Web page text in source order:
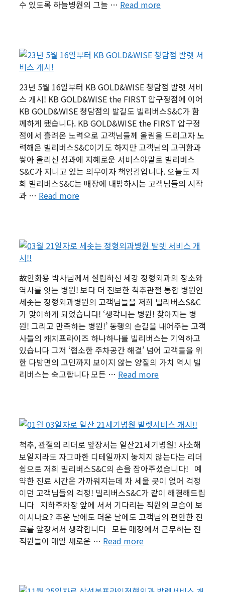
수 있도록 하늘병원의 그늘 … Read more
23년 5월 16일부터 KB GOLD&WISE 청담점 발렛 서비
스 개시! KB GOLD&WISE the FIRST 압구정점에 이어
KB GOLD&WISE 청담점의 발길도 빌리버스S&C가 함
께하게 됐습니다. KB GOLD&WISE the FIRST 압구정
점에서 흘려온 노력으로 고객님들께 울림을 드리고자 노
력해온 빌리버스S&C이기도 하지만 고객님의 고귀함과
쌓아 올리신 성과에 지혜로운 서비스야말로 빌리버스
S&C가 지니고 있는 의무이자 책임감입니다. 오늘도 저
희 빌리버스S&C는 매장에 내방하시는 고객님들의 시작
과 … Read more
故안화용 박사님께서 설립하신 세강 정형외과의 장소와
역사를 잇는 병원! 보다 더 진보한 척추관절 통합 병원인
세솟는 정형외과병원의 고객님들을 저희 빌리버스S&C
가 맞이하게 되었습니다! ‘생각나는 병원! 찾아지는 병
원! 그리고 만족하는 병원!’ 동행의 손길을 내어주는 고객
사들의 캐치프라이즈 하나하나를 빌리버스는 기억하고
있습니다 그저 ‘협소한 주차공간 해결’ 넘어 고객들을 위
한 다방면의 고민까지 보이지 않는 양질의 가치 역시 빌
리버스는 숙고합니다 모든 … Read more
척추, 관절의 리더로 앞장서는 일산21세기병원! 사소해
보일지라도 자그마한 디테일까지 놓치지 않는다는 리더
쉽으로 저희 빌리버스S&C의 손을 잡아주셨습니다! 예
약한 진료 시간은 가까워지는데 차 세울 곳이 없어 걱정
이던 고객님들의 걱정! 빌리버스S&C가 같이 해결해드립
니다 지하주차장 앞에 서서 기다리는 직원의 모습이 보
이시나요? 추운 날에도 더운 날에도 고객님의 편안한 진
료를 앞장서서 생각합니다 모든 매장에서 근무하는 전
직원들이 매일 새로운 … Read more